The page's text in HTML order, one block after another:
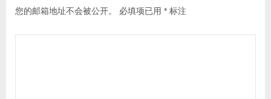
您的邮箱地址不会被公开。 必填项已用 * 标注